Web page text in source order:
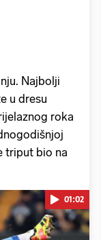
Najbolji
u dresu
roka
triput bio na
01:02